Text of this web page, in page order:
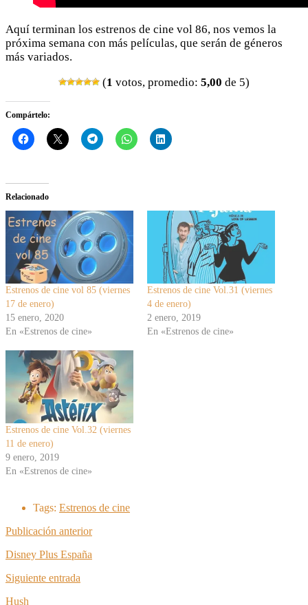
Aquí terminan los estrenos de cine vol 86, nos vemos la
próxima semana con más películas, que serán de géneros
más variados.
(1 votos, promedio: 5,00 de 5)
Compártelo:
Relacionado
Estrenos de cine vol 85 (viernes
17 de enero)
15 enero, 2020
En «Estrenos de cine»
Estrenos de cine Vol.31 (viernes
4 de enero)
2 enero, 2019
En «Estrenos de cine»
Estrenos de cine Vol.32 (viernes
11 de enero)
9 enero, 2019
En «Estrenos de cine»
Tags: Estrenos de cine
Publicación anterior
Disney Plus España
Siguiente entrada
Hush